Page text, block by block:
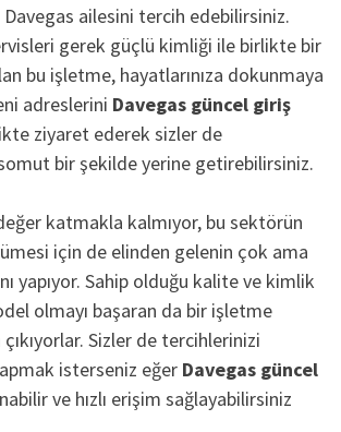
Davegas ailesini tercih edebilirsiniz.
gerek güçlü kimliği ile birlikte bir
bu işletme, hayatlarınıza dokunmaya
adreslerini Davegas güncel giriş
ziyaret ederek sizler de
bir şekilde yerine getirebilirsiniz.
katmakla kalmıyor, bu sektörün
için de elinden gelenin çok ama
yapıyor. Sahip olduğu kalite ve kimlik
olmayı başaran da bir işletme
çıkıyorlar. Sizler de tercihlerinizi
isterseniz eğer Davegas güncel
ve hızlı erişim sağlayabilirsiniz